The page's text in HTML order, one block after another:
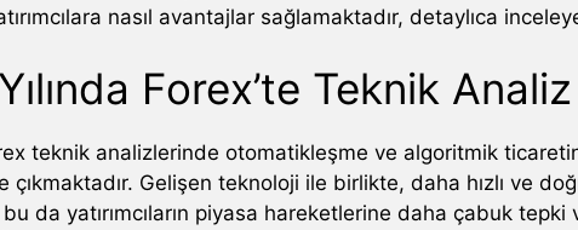
nasıl avantajlar sağlamaktadır, detaylıca
Forex’te Teknik Analiz
teknik analizlerinde otomatikleşme ve algoritmik
çıkmaktadır. Gelişen teknoloji ile birlikte, daha hızlı ve
da yatırımcıların piyasa hareketlerine daha çabuk tepki